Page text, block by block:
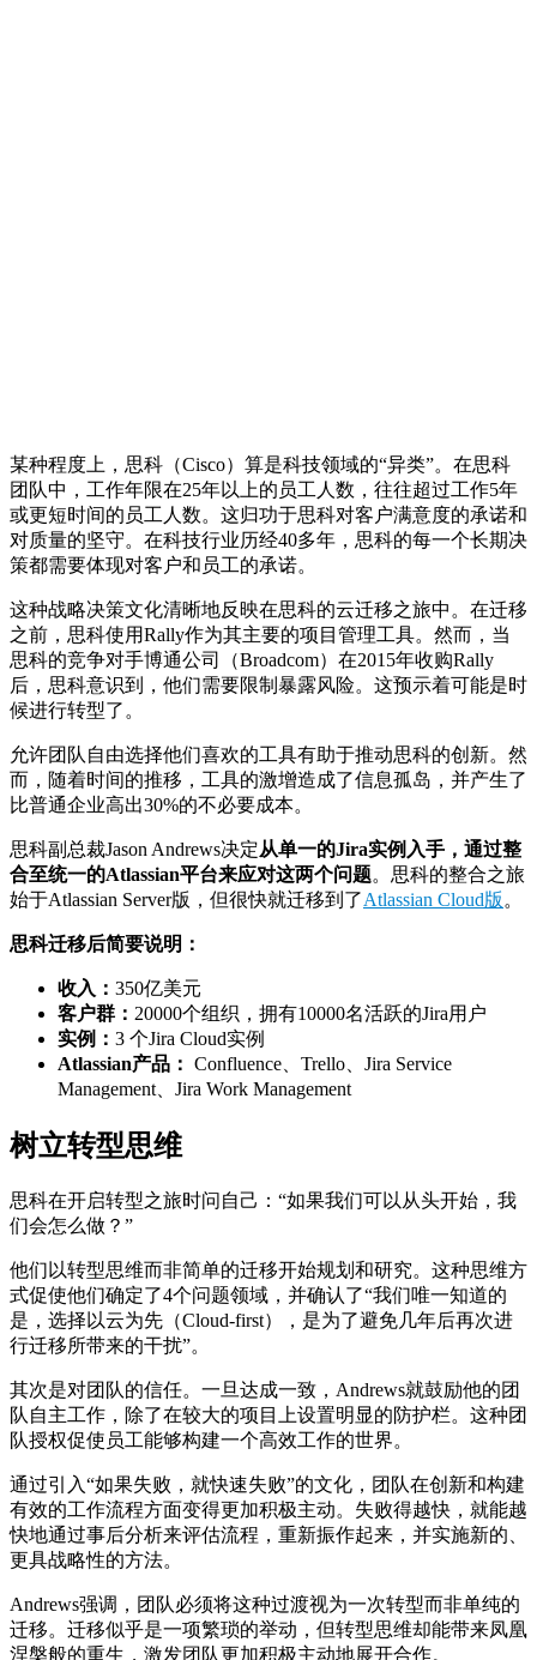
某种程度上，思科（Cisco）算是科技领域的“异类”。在思科
团队中，工作年限在25年以上的员工人数，往往超过工作5年
或更短时间的员工人数。这归功于思科对客户满意度的承诺和
对质量的坚守。在科技行业历经40多年，思科的每一个长期决
策都需要体现对客户和员工的承诺。
这种战略决策文化清晰地反映在思科的云迁移之旅中。在迁移
之前，思科使用Rally作为其主要的项目管理工具。然而，当
思科的竞争对手博通公司（Broadcom）在2015年收购Rally
后，思科意识到，他们需要限制暴露风险。这预示着可能是时
候进行转型了。
允许团队自由选择他们喜欢的工具有助于推动思科的创新。然
而，随着时间的推移，工具的激增造成了信息孤岛，并产生了
比普通企业高出30%的不必要成本。
思科副总裁Jason Andrews决定从单一的Jira实例入手，通过整
合至统一的Atlassian平台来应对这两个问题。思科的整合之旅
始于Atlassian Server版，但很快就迁移到了Atlassian Cloud版 。
思科迁移后简要说明：
收入： 350亿美元
客户群： 20000个组织，拥有10000名活跃的Jira用户
实例： 3 个Jira Cloud实例
Atlassian产品： Confluence、Trello、Jira Service
Management、Jira Work Management
树立转型思维
思科在开启转型之旅时问自己：“如果我们可以从头开始，我
们会怎么做？”
他们以转型思维而非简单的迁移开始规划和研究。这种思维方
式促使他们确定了4个问题领域，并确认了“我们唯一知道的
是，选择以云为先（Cloud-first），是为了避免几年后再次进
行迁移所带来的干扰”。
其次是对团队的信任。一旦达成一致，Andrews就鼓励他的团
队自主工作，除了在较大的项目上设置明显的防护栏。这种团
队授权促使员工能够构建一个高效工作的世界。
通过引入“如果失败，就快速失败”的文化，团队在创新和构建
有效的工作流程方面变得更加积极主动。失败得越快，就能越
快地通过事后分析来评估流程，重新振作起来，并实施新的、
更具战略性的方法。
Andrews强调，团队必须将这种过渡视为一次转型而非单纯的
迁移。迁移似乎是一项繁琐的举动，但转型思维却能带来凤凰
涅槃般的重生，激发团队更加积极主动地展开合作。